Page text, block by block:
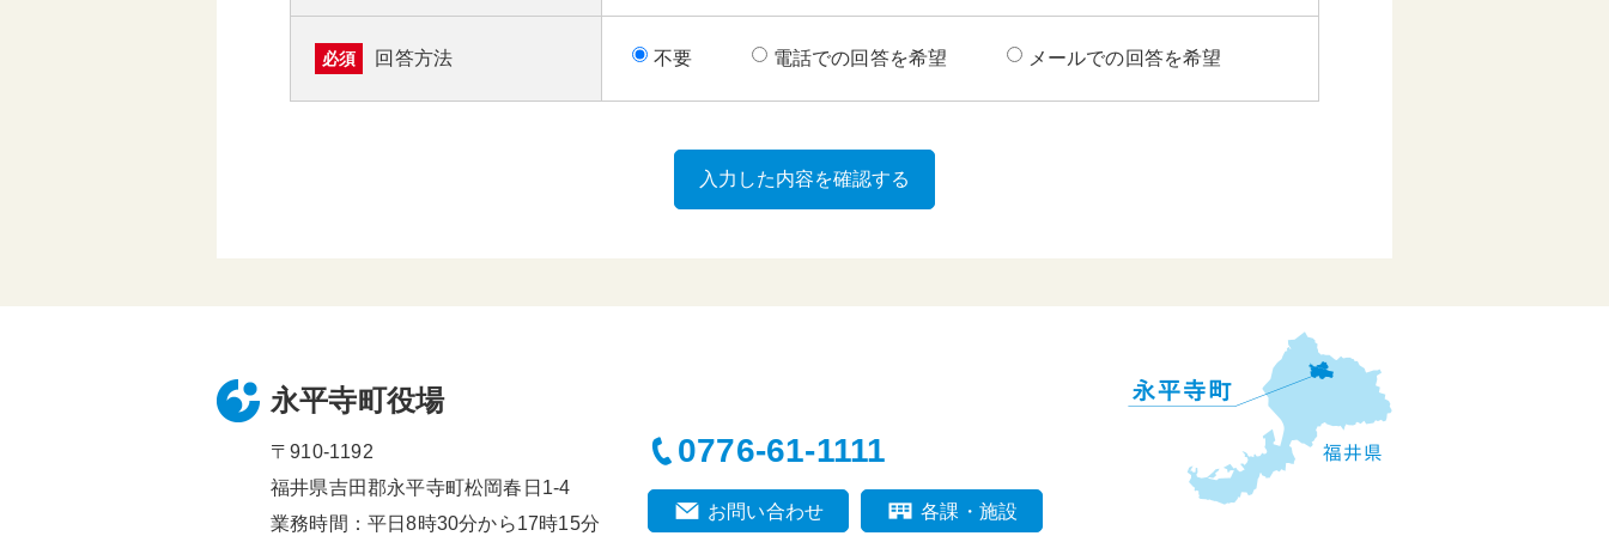
必須 回答方法 不要 電話での回答を希望 メールでの回答を希望
永平寺町役場
〒910-1192
福井県吉田郡永平寺町松岡春日1-4
業務時間：平日8時30分から17時15分
0776-61-1111
お問い合わせ 各課・施設